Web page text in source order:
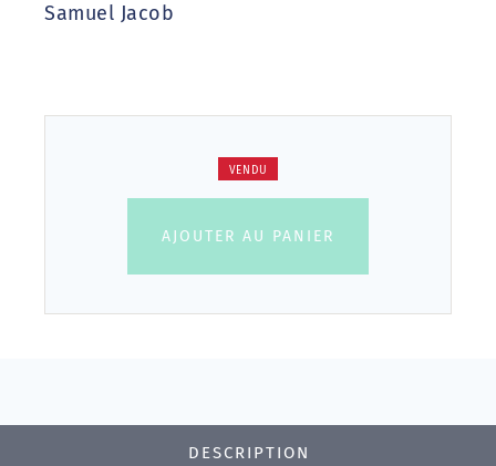
Samuel Jacob
VENDU
AJOUTER AU PANIER
DESCRIPTION